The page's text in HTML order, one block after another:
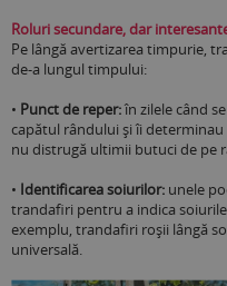
Roluri secundare, dar
Pe lângă avertizarea timpurie,
de-a lungul timpului:
• Punct de reper:în zilele când
capătul rândului și îi determinau
nu distrugă ultimii butuci de pe
• Identificarea soiurilor: unele
trandafiri pentru a indica
exemplu, trandafiri roșii lângă
universală.